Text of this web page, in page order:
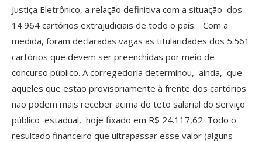
Justiça Eletrônico, a relação definitiva com a situação dos
14.964 cartórios extrajudiciais de todo o país. Com a
medida, foram declaradas vagas as titularidades dos 5.561
cartórios que devem ser preenchidas por meio de
concurso público. A corregedoria determinou, ainda, que
aqueles que estão provisoriamente à frente dos cartórios
não podem mais receber acima do teto salarial do serviço
público estadual, hoje fixado em R$ 24.117,62. Todo o
resultado financeiro que ultrapassar esse valor (alguns